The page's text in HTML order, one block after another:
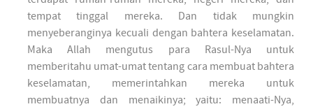
tempat tinggal mereka. Dan tidak mungkin
menyeberanginya kecuali dengan bahtera keselamatan.
Maka Allah mengutus para Rasul-Nya untuk
memberitahu umat-umat tentang cara membuat bahtera
keselamatan, memerintahkan mereka untuk
membuatnya dan menaikinya; yaitu: menaati-Nya,